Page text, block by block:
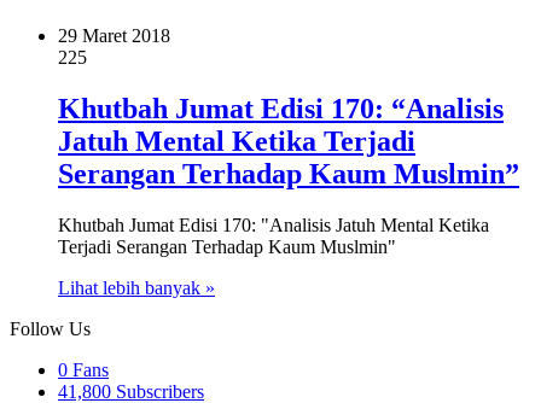
29 Maret 2018
225
Khutbah Jumat Edisi 170: “Analisis
Jatuh Mental Ketika Terjadi
Serangan Terhadap Kaum Muslmin”
Khutbah Jumat Edisi 170: "Analisis Jatuh Mental Ketika
Terjadi Serangan Terhadap Kaum Muslmin"
Lihat lebih banyak »
Follow Us
0 Fans
41,800 Subscribers